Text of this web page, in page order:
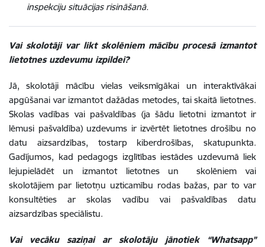
inspekciju situācijas risināšanā.
Vai skolotāji var likt skolēniem mācību procesā izmantot
lietotnes uzdevumu izpildei?
Jā, skolotāji mācību vielas veiksmīgākai un interaktīvākai
apgūšanai var izmantot dažādas metodes, tai skaitā lietotnes.
Skolas vadības vai pašvaldības (ja šādu lietotni izmantot ir
lēmusi pašvaldība) uzdevums ir izvērtēt lietotnes drošību no
datu aizsardzības, tostarp kiberdrošības, skatupunkta.
Gadījumos, kad pedagogs izglītības iestādes uzdevumā liek
lejupielādēt un izmantot lietotnes un skolēniem vai
skolotājiem par lietotņu uzticamību rodas bažas, par to var
konsultēties ar skolas vadību vai pašvaldības datu
aizsardzības speciālistu.
Vai vecāku saziņai ar skolotāju jānotiek “Whatsapp”